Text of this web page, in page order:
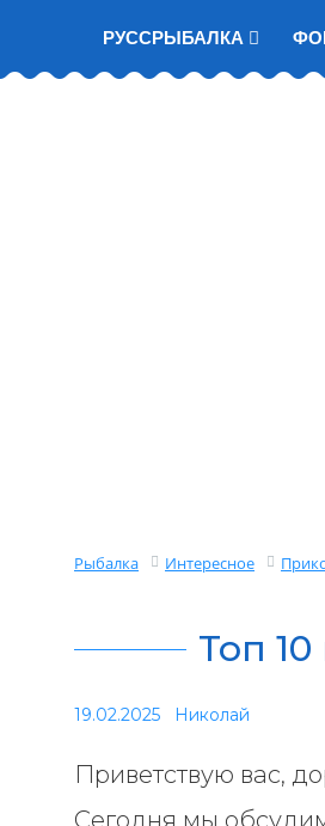
РУССРЫБАЛКА
Рыбалка Интересное
Топ
19.02.2025 Николай
Приветствую вас,
Сегодня мы